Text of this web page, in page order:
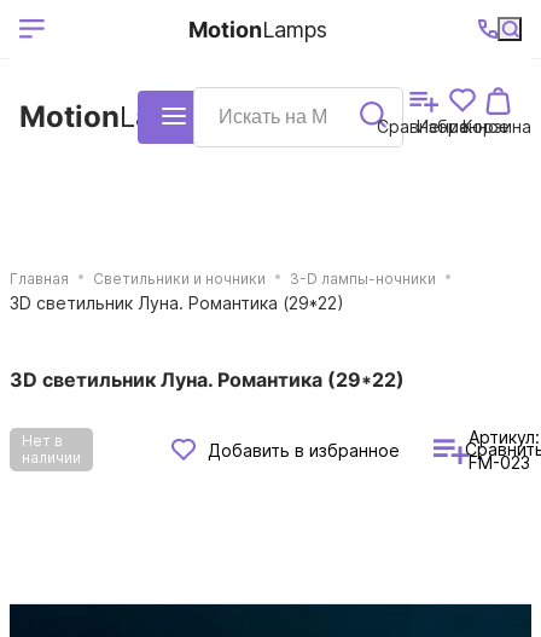
Ваш регион
Выберите ваш
+7 (495)740-
38-68
График
работы
MotionLamps Каталог Сравнение
Избранное
Корзина
MotionLamps
Главная Светильники и ночники 3-D лампы-ночники
3D светильник Луна. Романтика (29*22)
3D светильник Луна. Романтика (29*22)
Нет в
наличии
Добавить в избранное
Артикул:
FM-023